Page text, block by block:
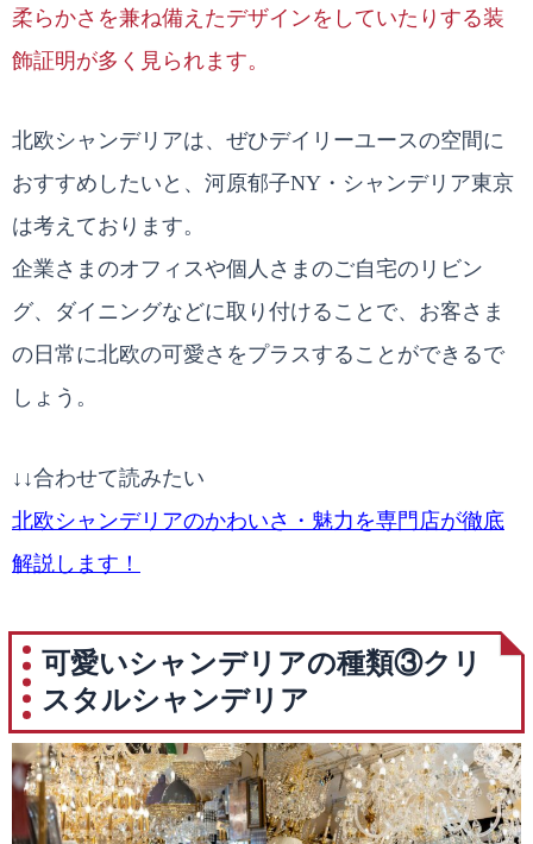
柔らかさを兼ね備えたデザインをしていたりする装
飾証明が多く見られます。
北欧シャンデリアは、ぜひデイリーユースの空間に
おすすめしたいと、河原郁子NY・シャンデリア東京
は考えております。
企業さまのオフィスや個人さまのご自宅のリビン
グ、ダイニングなどに取り付けることで、お客さま
の日常に北欧の可愛さをプラスすることができるで
しょう。
↓↓合わせて読みたい
北欧シャンデリアのかわいさ・魅力を専門店が徹底
解説します！
可愛いシャンデリアの種類③クリ
スタルシャンデリア